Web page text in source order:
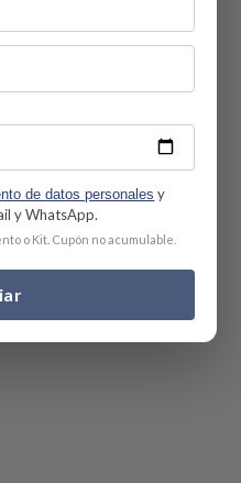
de datos personales y
y WhatsApp.
o Kit. Cupón no acumulable.